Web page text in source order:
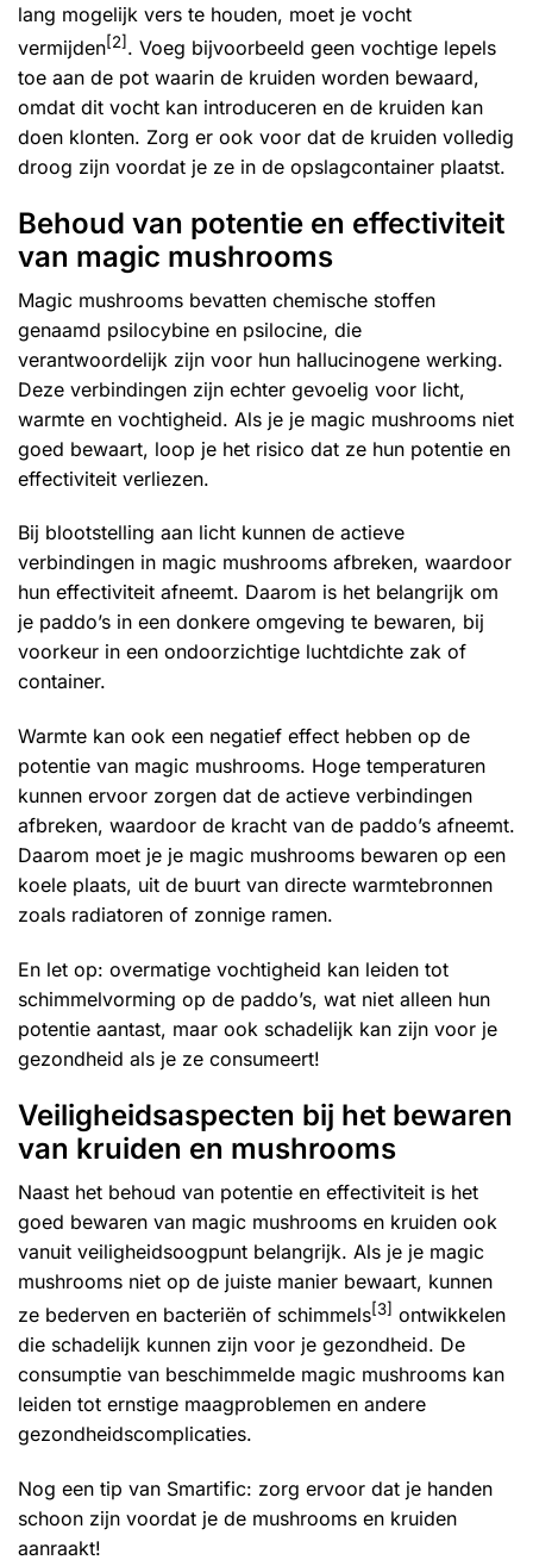
lang mogelijk vers te houden, moet je vocht
vermijden[2]. Voeg bijvoorbeeld geen vochtige lepels
toe aan de pot waarin de kruiden worden bewaard,
omdat dit vocht kan introduceren en de kruiden kan
doen klonten. Zorg er ook voor dat de kruiden volledig
droog zijn voordat je ze in de opslagcontainer plaatst.
Behoud van potentie en effectiviteit
van magic mushrooms
Magic mushrooms bevatten chemische stoffen
genaamd psilocybine en psilocine, die
verantwoordelijk zijn voor hun hallucinogene werking.
Deze verbindingen zijn echter gevoelig voor licht,
warmte en vochtigheid. Als je je magic mushrooms niet
goed bewaart, loop je het risico dat ze hun potentie en
effectiviteit verliezen.
Bij blootstelling aan licht kunnen de actieve
verbindingen in magic mushrooms afbreken, waardoor
hun effectiviteit afneemt. Daarom is het belangrijk om
je paddo’s in een donkere omgeving te bewaren, bij
voorkeur in een ondoorzichtige luchtdichte zak of
container.
Warmte kan ook een negatief effect hebben op de
potentie van magic mushrooms. Hoge temperaturen
kunnen ervoor zorgen dat de actieve verbindingen
afbreken, waardoor de kracht van de paddo’s afneemt.
Daarom moet je je magic mushrooms bewaren op een
koele plaats, uit de buurt van directe warmtebronnen
zoals radiatoren of zonnige ramen.
En let op: overmatige vochtigheid kan leiden tot
schimmelvorming op de paddo’s, wat niet alleen hun
potentie aantast, maar ook schadelijk kan zijn voor je
gezondheid als je ze consumeert!
Veiligheidsaspecten bij het bewaren
van kruiden en mushrooms
Naast het behoud van potentie en effectiviteit is het
goed bewaren van magic mushrooms en kruiden ook
vanuit veiligheidsoogpunt belangrijk. Als je je magic
mushrooms niet op de juiste manier bewaart, kunnen
ze bederven en bacteriën of schimmels[3] ontwikkelen
die schadelijk kunnen zijn voor je gezondheid. De
consumptie van beschimmelde magic mushrooms kan
leiden tot ernstige maagproblemen en andere
gezondheidscomplicaties.
Nog een tip van Smartific: zorg ervoor dat je handen
schoon zijn voordat je de mushrooms en kruiden
aanraakt!